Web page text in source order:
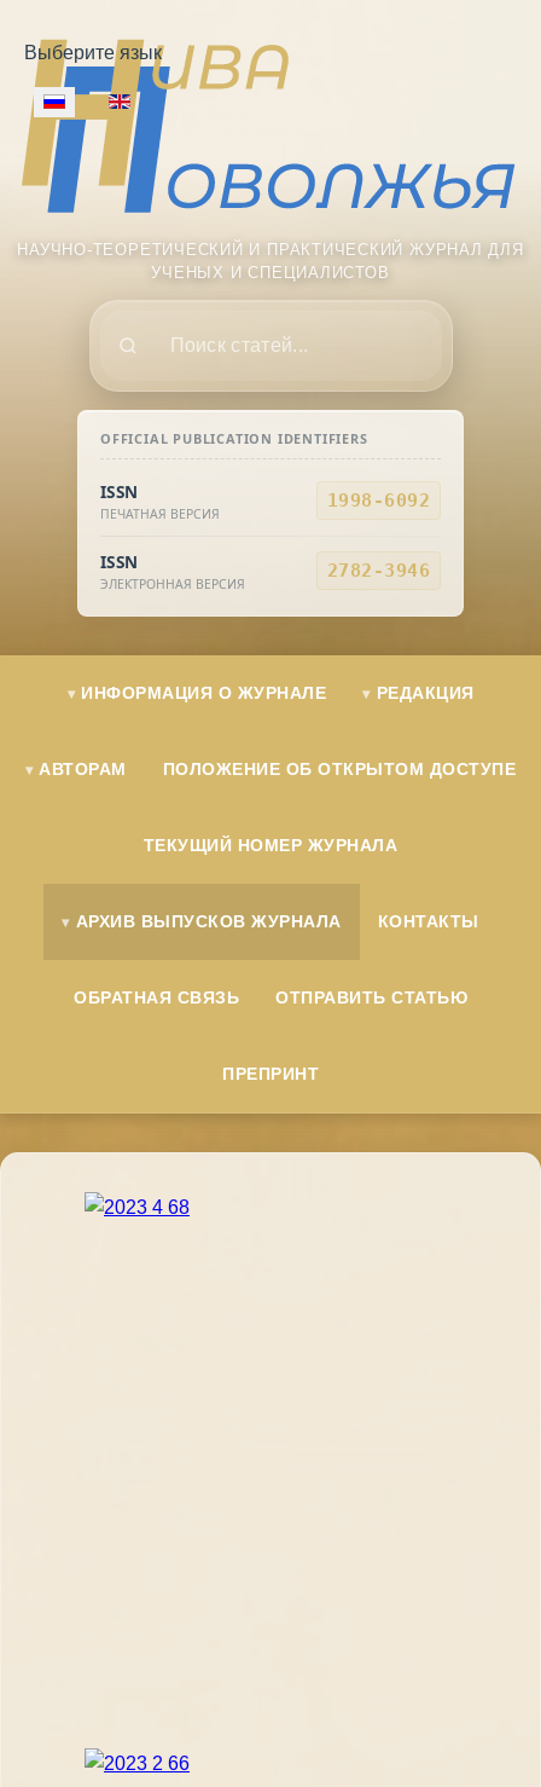
Выберите язык
OFFICIAL PUBLICATION IDENTIFIERS
ISSN
ПЕЧАТНАЯ ВЕРСИЯ
1998-6092
ISSN
ЭЛЕКТРОННАЯ ВЕРСИЯ
2782-3946
НАУЧНО-ТЕОРЕТИЧЕСКИЙ И ПРАКТИЧЕСКИЙ ЖУРНАЛ ДЛЯ
УЧЕНЫХ И СПЕЦИАЛИСТОВ
ИНФОРМАЦИЯ О ЖУРНАЛЕ РЕДАКЦИЯ
АВТОРАМ ПОЛОЖЕНИЕ ОБ ОТКРЫТОМ ДОСТУПЕ
ТЕКУЩИЙ НОМЕР ЖУРНАЛА
АРХИВ ВЫПУСКОВ ЖУРНАЛА КОНТАКТЫ
ОБРАТНАЯ СВЯЗЬ ОТПРАВИТЬ СТАТЬЮ
ПРЕПРИНТ